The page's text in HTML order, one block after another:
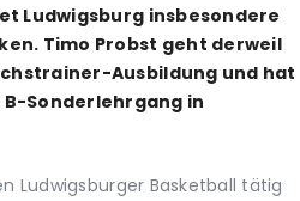
Ludwigsburg insbesondere
Timo Probst geht derweil
Ausbildung und hat
Sonderlehrgang in
Ludwigsburger Basketball tätig